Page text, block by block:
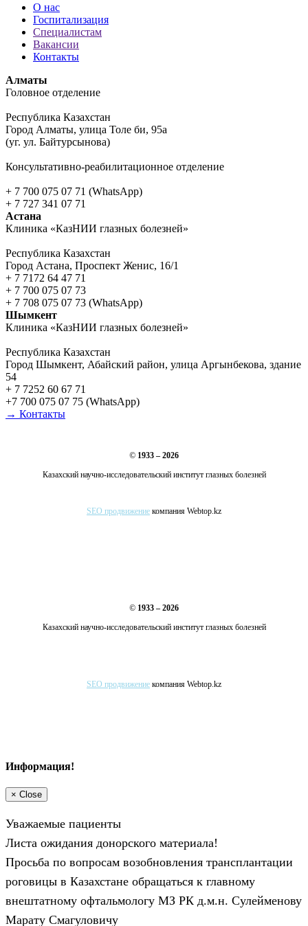
О нас
Госпитализация
Специалистам
Вакансии
Контакты
Алматы
Головное отделение
Республика Казахстан
Город Алматы, улица Толе би, 95а
(уг. ул. Байтурсынова)
Консультативно-реабилитационное отделение
+ 7 700 075 07 71 (WhatsApp)
+ 7 727 341 07 71
Астана
Клиника «КазНИИ глазных болезней»
Республика Казахстан
Город Астана, Проспект Женис, 16/1
+ 7 7172 64 47 71
+ 7 700 075 07 73
+ 7 708 075 07 73 (WhatsApp)
Шымкент
Клиника «КазНИИ глазных болезней»
Республика Казахстан
Город Шымкент, Абайский район, улица Аргынбекова, здание
54
+ 7 7252 60 67 71
+7 700 075 07 75 (WhatsApp)
→ Контакты
© 1933 – 2026
Казахский научно-исследовательский институт глазных болезней
SEO продвижение компания Webtop.kz
© 1933 – 2026
Казахский научно-исследовательский институт глазных болезней
SEO продвижение компания Webtop.kz
Информация!
× Close
Уважаемые пациенты
Листа ожидания донорского материала!
Просьба по вопросам возобновления трансплантации
роговицы в Казахстане обращаться к главному
внештатному офтальмологу МЗ РК д.м.н. Сулейменову
Марату Смагуловичу